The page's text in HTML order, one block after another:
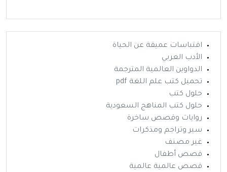
اقتباسات عميقة عن الحياة
الأدب العربي
الدواوين العالمية المترجمة
تحميل كتب علم اللغة pdf
حلول كتب
حلول كتب المناهج السعودية
روايات وقصص ساخرة
سير وتراجم ومذكرات
غير مصنف
قصص أطفال
قصص عالمية عالمية